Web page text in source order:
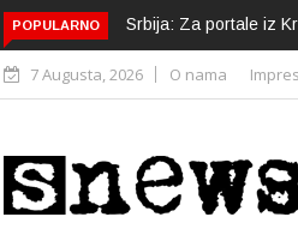
POPULARNO Srbija: Za portale iz
7 Augusta, 2026 O nama